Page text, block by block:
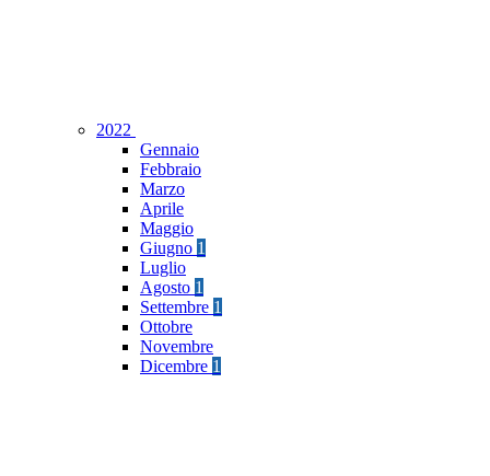
2022
Gennaio
Febbraio
Marzo
Aprile
Maggio
Giugno 1
Luglio
Agosto 1
Settembre 1
Ottobre
Novembre
Dicembre 1